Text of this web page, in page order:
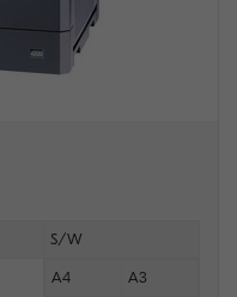
S/W
A4 A3